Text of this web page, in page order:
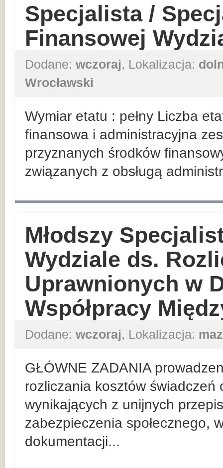
Specjalista /
Finansowej
Dodane: wczoraj, Lokalizacja:
Wrocławski
Wymiar etatu : pełny Liczba
finansowa i administracyjna
przyznanych środków
związanych z obsługą
Młodszy
Wydziale ds.
Uprawnionych w
Współpracy
Dodane: wczoraj, Lokalizacja:
GŁÓWNE ZADANIA
rozliczania kosztów
wynikających z unijnych
zabezpieczenia społecznego,
dokumentacji...